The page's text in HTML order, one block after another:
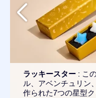
ラッキースター : こ
ル、アベンチュリン
作られた7つの星型